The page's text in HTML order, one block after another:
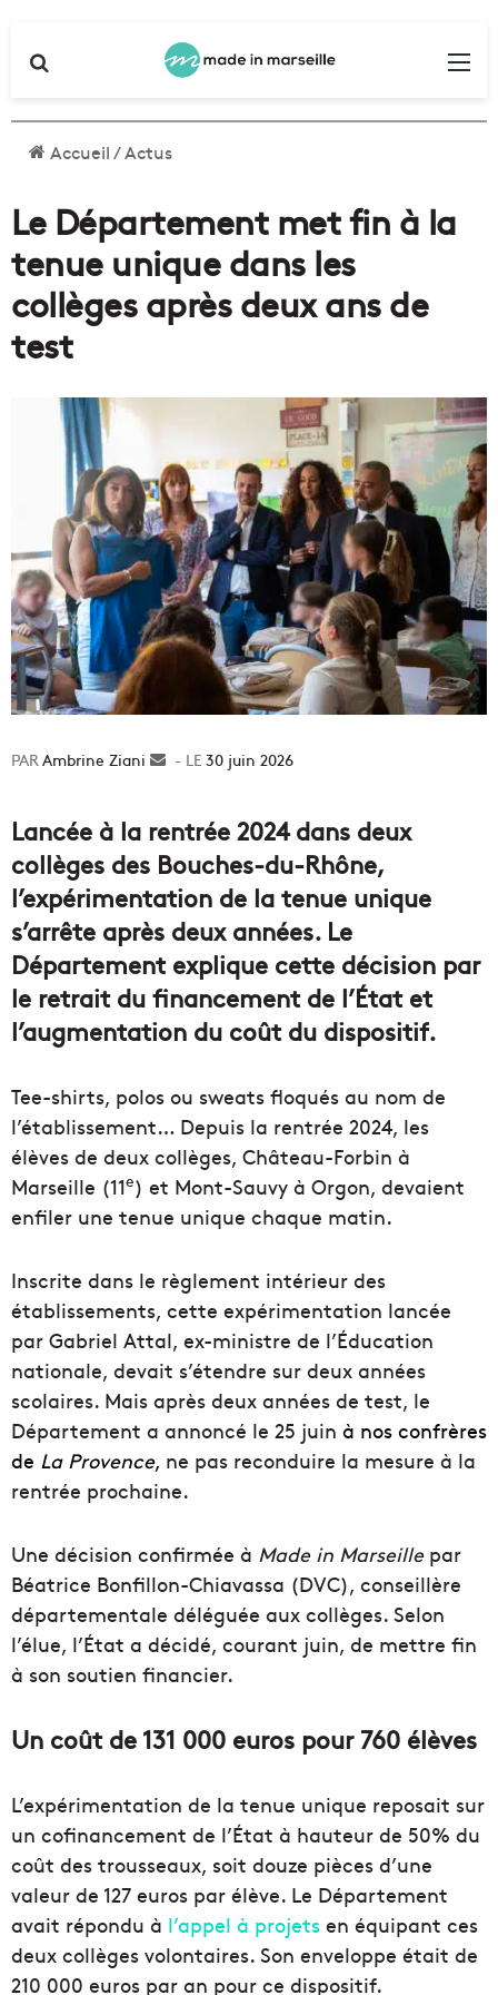
Accueil/Actus
Le Département met fin à la
tenue unique dans les
collèges après deux ans de
test
Ambrine Ziani
Envoyer30 juin 2026
Lancée à la rentrée 2024 dans deux
collèges des Bouches-du-Rhône,
l’expérimentation de la tenue unique
s’arrête après deux années. Le
Département explique cette décision par
le retrait du financement de l’État et
l’augmentation du coût du dispositif.
Tee-shirts, polos ou sweats floqués au nom de
l’établissement… Depuis la rentrée 2024, les
élèves de deux collèges, Château-Forbin à
Marseille (11e) et Mont-Sauvy à Orgon, devaient
enfiler une tenue unique chaque matin.
Inscrite dans le règlement intérieur des
établissements, cette expérimentation lancée
par Gabriel Attal, ex-ministre de l’Éducation
nationale, devait s’étendre sur deux années
scolaires. Mais après deux années de test, le
Département a annoncé le 25 juin à nos confrères
de La Provence, ne pas reconduire la mesure à la
rentrée prochaine.
Une décision confirmée à Made in Marseillepar
Béatrice Bonfillon-Chiavassa (DVC), conseillère
départementale déléguée aux collèges. Selon
l’élue, l’État a décidé, courant juin, de mettre fin
à son soutien financier.
Un coût de 131 000 euros pour 760 élèves
L’expérimentation de la tenue unique reposait sur
un cofinancement de l’État à hauteur de 50% du
coût des trousseaux, soit douze pièces d’une
valeur de 127 euros par élève. Le Département
avait répondu à l’appel à projets en équipant ces
deux collèges volontaires. Son enveloppe était de
210 000 euros par an pour ce dispositif.